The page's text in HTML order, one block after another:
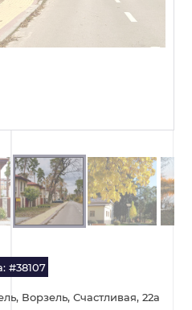
#38107
Ворзель, Счастливая, 22а